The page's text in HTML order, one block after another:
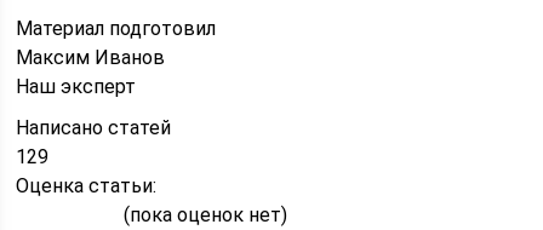
Материал подготовил
Максим Иванов
Наш эксперт
Написано статей
129
Оценка статьи:
(пока оценок нет)